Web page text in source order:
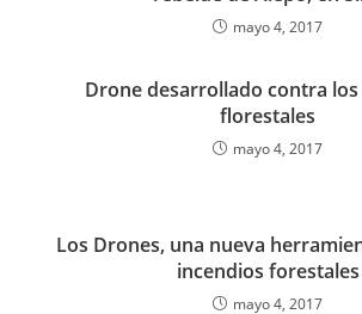
mayo 4, 2017
Drone desarrollado contra
florestales
mayo 4, 2017
Los Drones, una nueva
incendios forestales
mayo 4, 2017